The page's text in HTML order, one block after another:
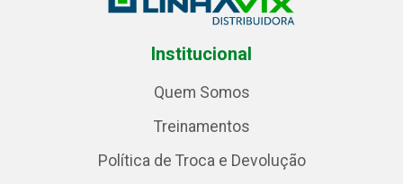
Institucional
Quem Somos
Treinamentos
Política de Troca e Devolução